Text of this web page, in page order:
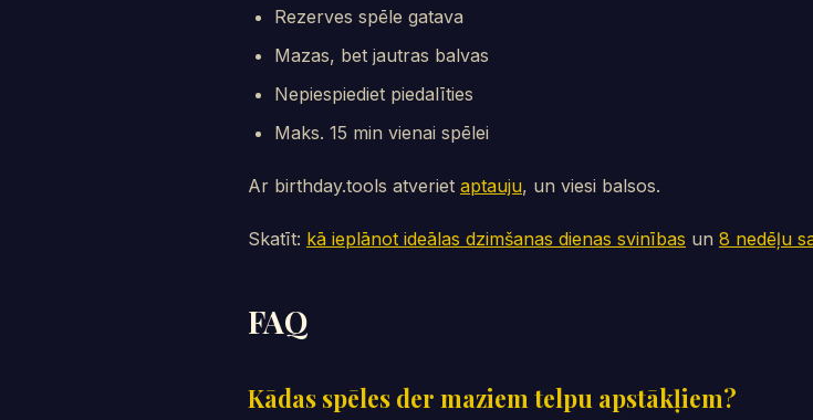
Rezerves spēle gatava
Mazas, bet jautras balvas
Nepiespiediet piedalīties
Maks. 15 min vienai spēlei
Ar birthday.tools atveriet aptauju, un viesi balsos.
Skatīt: kā ieplānot ideālas dzimšanas dienas svinības un 8 nedēļu
FAQ
Kādas spēles der maziem telpu apstākļiem?